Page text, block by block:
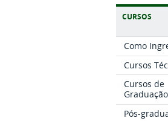
CURSOS
Como
Cursos
Cursos de
Graduação
Pós-